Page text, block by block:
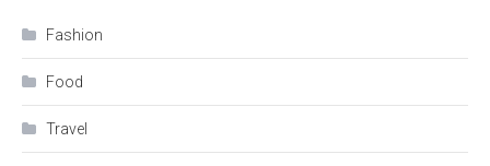
Fashion
Food
Travel